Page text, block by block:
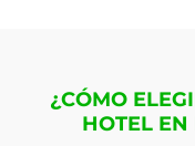
¿CÓMO
HOTEL EN